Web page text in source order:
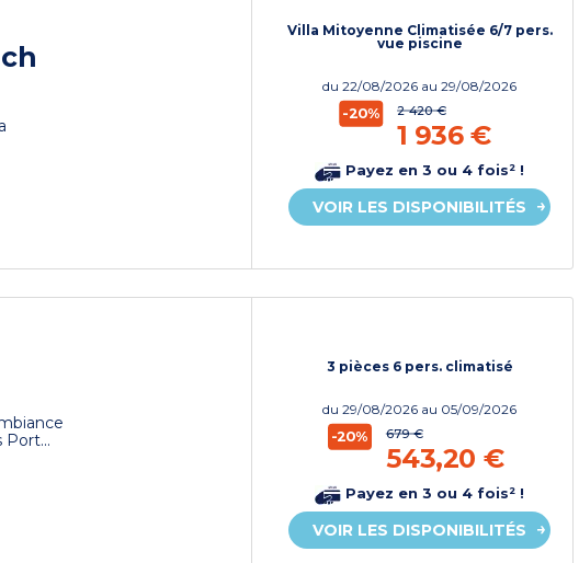
Villa Mitoyenne Climatisée 6/7 pers.
vue piscine
du22/08/2026 au 29/08/2026
-20% 2 420 €
1 936 €
Payez en 3 ou 4 fois² !
VOIR LES DISPONIBILITÉS
3 pièces 6 pers. climatisé
du29/08/2026 au 05/09/2026
-20% 679 €
543,20 €
Payez en 3 ou 4 fois² !
VOIR LES DISPONIBILITÉS